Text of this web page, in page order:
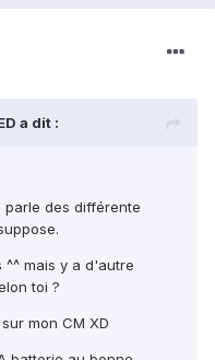
a dit :
des différente
^^ mais y a d'autre
toi ?
mon CM XD